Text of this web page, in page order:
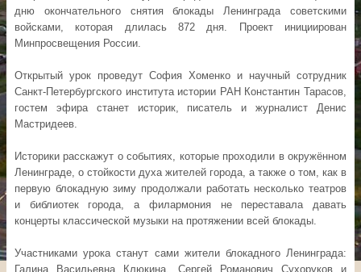
дню окончательного снятия блокады Ленинграда советскими
войсками, которая длилась 872 дня. Проект инициирован
Минпросвещения России.
Открытый урок проведут София Хоменко и научный сотрудник
Санкт-Петербургского института истории РАН Константин Тарасов,
гостем эфира станет историк, писатель и журналист Денис
Мастридеев.
Историки расскажут о событиях, которые проходили в окружённом
Ленинграде, о стойкости духа жителей города, а также о том, как в
первую блокадную зиму продолжали работать несколько театров
и библиотек города, а филармония не переставала давать
концерты классической музыки на протяжении всей блокады.
Участниками урока станут сами жители блокадного Ленинграда:
Галина Васильевна Клюкина, Сергей Романович Сухоруков и